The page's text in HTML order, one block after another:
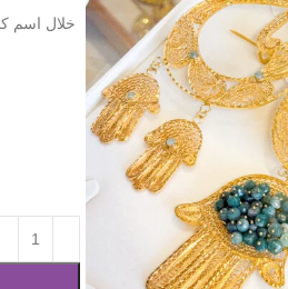
خلال اسم